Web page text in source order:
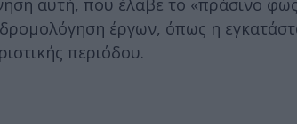
αυτή, που έλαβε το «πράσινο
έργων, όπως η
περιόδου.